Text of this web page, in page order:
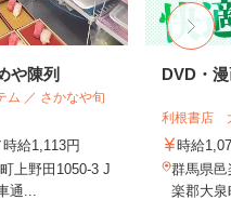
や陳列
ム ／ さかなや旬
給1,113円
上野田1050-3 J
通...
DVD・
利根書店
時給
群馬県
楽郡大泉